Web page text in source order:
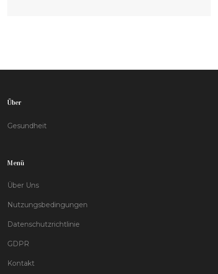
Über
Gesundheit
Menü
Über Uns
Nutzungsbedingungen
Datenschutzrichtlinie
GDPR
Kontakt